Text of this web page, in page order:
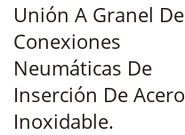
Unión A Granel De
Conexiones
Neumáticas De
Inserción De Acero
Inoxidable.